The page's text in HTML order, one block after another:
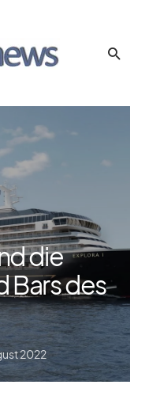
die
Bars des
2022